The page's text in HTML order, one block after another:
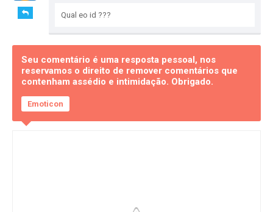
Qual eo id ???
Seu comentário é uma resposta pessoal, nos
reservamos o direito de remover comentários que
contenham assédio e intimidação. Obrigado.
Emoticon